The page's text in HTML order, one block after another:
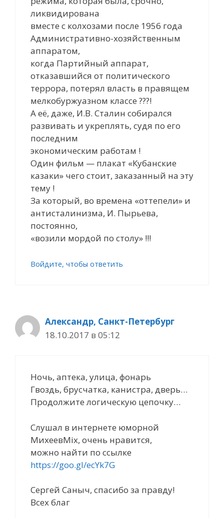
ликвидирована
вместе с колхозами после 1956 года
Административно-хозяйственным
аппаратом,
когда Партийный аппарат,
отказавшийся от политического
террора, потерял власть в правящем
мелкобуржуазном классе ???!
А её, даже, И.В. Сталин собирался
развивать и укреплять, судя по его
последним
экономическим работам !
Один фильм — плакат «Кубанские
казаки» чего стоит, заказанный на эту
тему !
За который, во времена «оттепели» и
антисталинизма, И. Пырьева,
постоянно,
«возили мордой по столу» !!!
Войдите, чтобы ответить
Александр, Санкт-Петербург
18.10.2017 в 05:12
Ночь, аптека, улица, фонарь
Гвоздь, брусчатка, канистра, дверь…
Продолжите логическую цепочку…
Слушал в интернете юморной
МихеевMix, очень нравится,
можно найти по ссылке
https://goo.gl/ecYk7G
Сергей Саныч, спасибо за правду!
Всех благ